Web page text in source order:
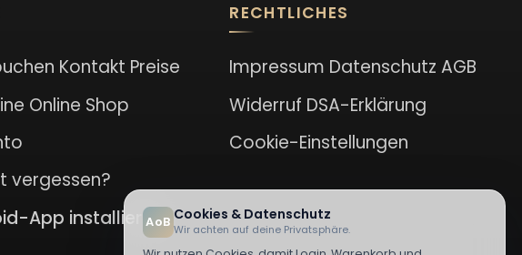
Kontakt Preise
Online Shop
vergessen?
App installieren
RECHTLICHES
Impressum Datenschutz AGB
Widerruf DSA-Erklärung
Cookie-Einstellungen
AoB Cookies & Datenschutz
Wir achten auf deine Privatsphäre.